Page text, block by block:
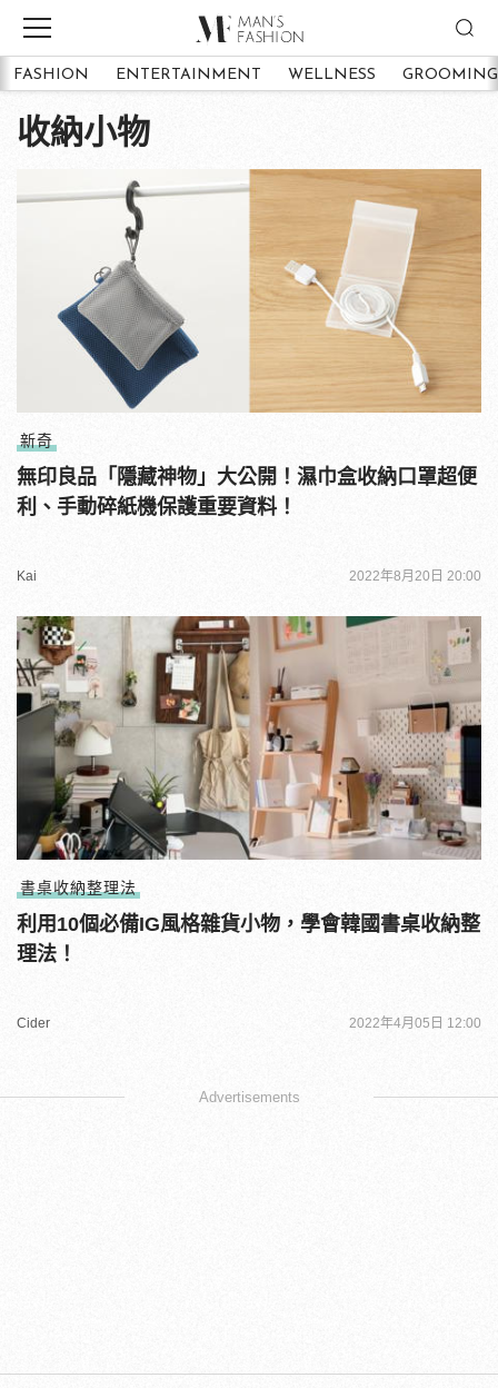
FASHION ENTERTAINMENT WELLNESS GROOMING
收納小物
新奇
無印良品「隱藏神物」大公開！濕巾盒收納口罩超便
利、手動碎紙機保護重要資料！
Kai 2022年8月20日 20:00
書桌收納整理法
利用10個必備IG風格雜貨小物，學會韓國書桌收納整
理法！
Cider 2022年4月05日 12:00
Advertisements